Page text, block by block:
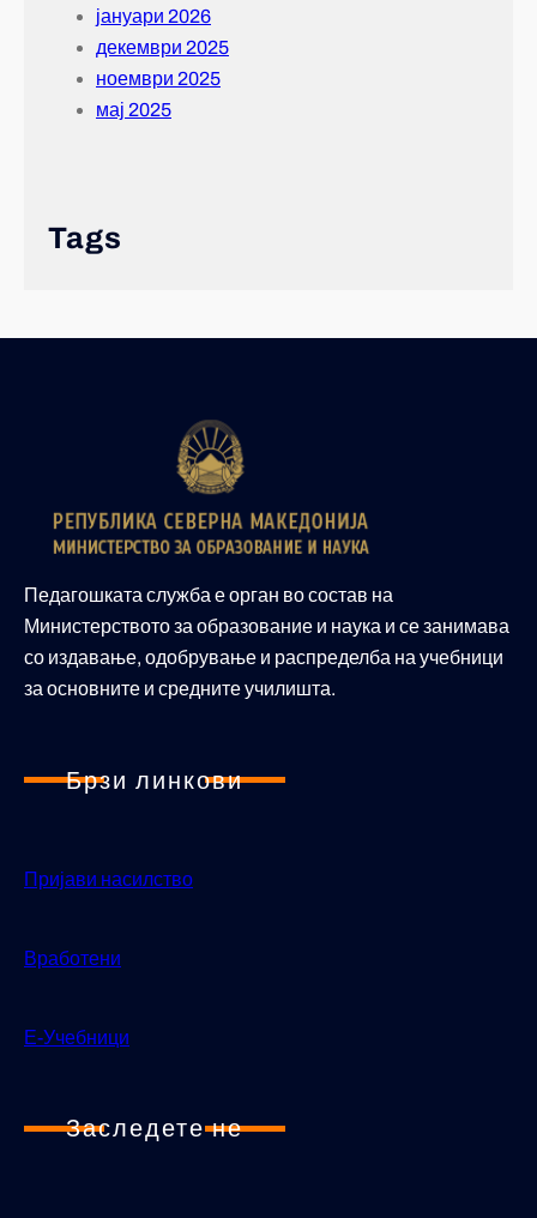
јануари 2026
декември 2025
ноември 2025
мај 2025
Tags
Педагошката служба е орган во состав на
Министерството за образование и наука и се занимава
со издавање, одобрување и распределба на учебници
за основните и средните училишта.
Брзи линкови
Пријави насилство
Вработени
Е-Учебници
Заследете не